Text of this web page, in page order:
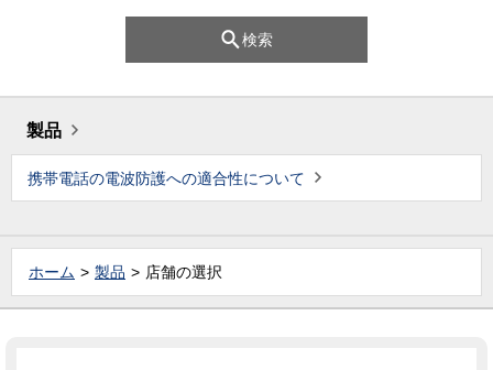
検索
製品
携帯電話の電波防護への適合性について
ホーム 製品 店舗の選択